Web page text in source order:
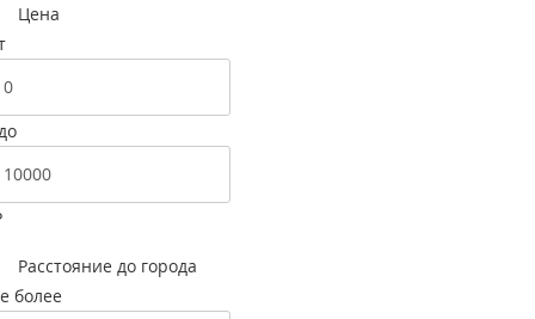
Цена
Расстояние до города
более